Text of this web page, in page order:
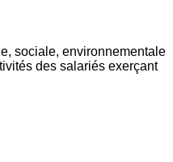
sociale, environnementale
des salariés exerçant